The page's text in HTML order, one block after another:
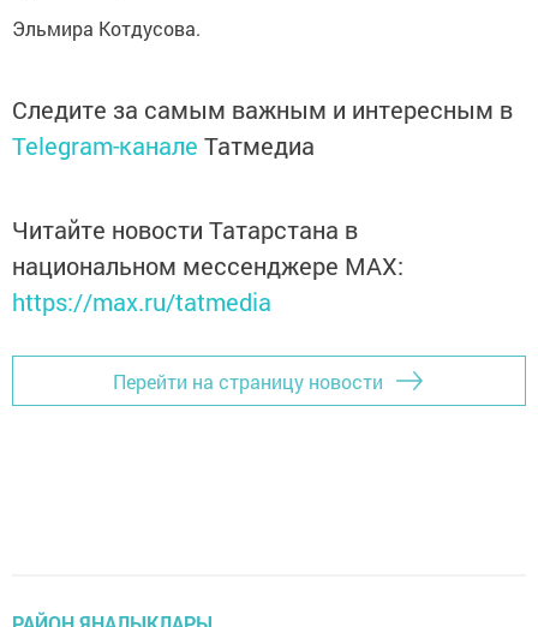
Эльмира Котдусова.
Следите за самым важным и интересным в
Telegram-канале Татмедиа
Читайте новости Татарстана в
национальном мессенджере MАХ:
https://max.ru/tatmedia
Перейти на страницу новости